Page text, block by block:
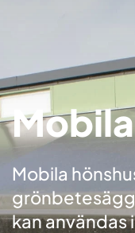
Mobila
kan användas